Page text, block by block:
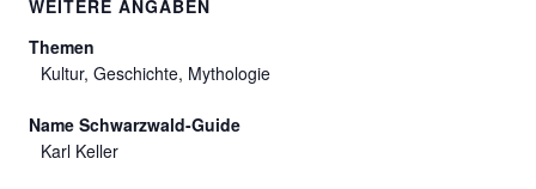
WEITERE ANGABEN
Themen
Kultur, Geschichte, Mythologie
Name Schwarzwald-Guide
Karl Keller